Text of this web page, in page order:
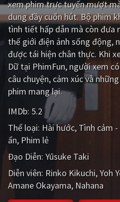
Giật gân
Bí ẩn
Viễn Tây
GameShow
QUỐC GIA
Âu - Mỹ
Hàn Quốc
Ấn Độ
Tổng hợp
xem phim trực tuyến mượt
dung đầy cuốn hút. Bộ phim
tình tiết hấp dẫn mà còn đưa
thế giới điện ảnh sống động,
được tái hiện chân thực. Khi
Dữ tại PhimFun, người xem
câu chuyện, cảm xúc và
phim mang lại.
IMDb: 5.2
Thể loại: Hài hước Tình cảm
ẩn Phim lẻ
Đạo Diễn: Yūsuke Taki
Diễn viên: Rinko Kikuchi Yoh
Amane Okayama Nahana